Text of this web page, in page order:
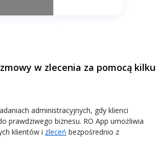
w zlecenia za pomocą kilku
administracyjnych, gdy klienci
prawdziwego biznesu. RO App umożliwia
klientów i zleceń bezpośrednio z